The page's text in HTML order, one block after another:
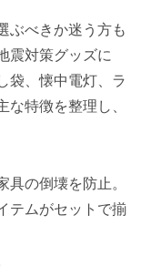
ぶべきか迷う方も
震対策グッズに
袋、懐中電灯、ラ
な特徴を整理し、
具の倒壊を防止。
テムがセットで揃